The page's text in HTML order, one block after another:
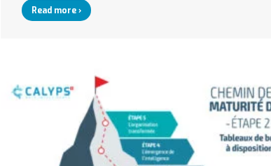
Read more ›